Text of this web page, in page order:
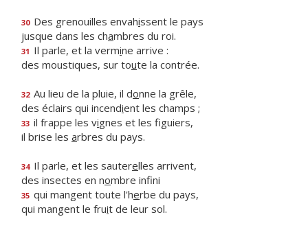
30 Des grenouilles envahissent le pays
jusque dans les chambres du roi.
31 Il parle, et la vermine arrive :
des moustiques, sur toute la contrée.
32 Au lieu de la pluie, il donne la grêle,
des éclairs qui incendient les champs ;
33 il frappe les vignes et les figuiers,
il brise les arbres du pays.
34 Il parle, et les sauterelles arrivent,
des insectes en nombre infini
35 qui mangent toute l'herbe du pays,
qui mangent le fruit de leur sol.